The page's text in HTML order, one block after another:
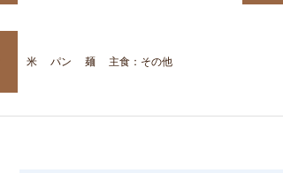
米 パン 麺 主食：その他